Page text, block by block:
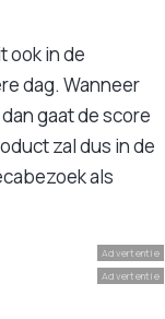
ook in de
dag. Wanneer
gaat de score
zal dus in de
als
Advertentie
Advertentie